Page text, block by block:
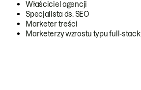
Właściciel agencji
Specjalista ds. SEO
Marketer treści
Marketerzy wzrostu typu full-stack